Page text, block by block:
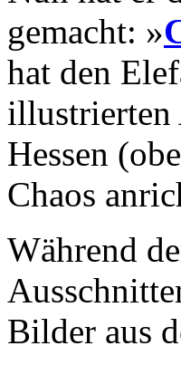
gemacht: »
hat den
illustrierten
Hessen
Chaos
Während
Bilder aus